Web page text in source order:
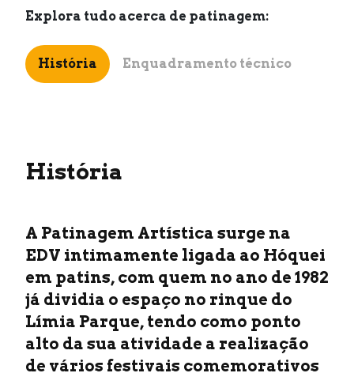
Explora tudo acerca de patinagem:
História Enquadramento técnico
História
A Patinagem Artística surge na
EDV intimamente ligada ao Hóquei
em patins, com quem no ano de 1982
já dividia o espaço no rinque do
Límia Parque, tendo como ponto
alto da sua atividade a realização
de vários festivais comemorativos